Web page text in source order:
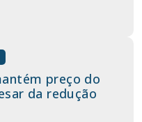
preço do
da redução